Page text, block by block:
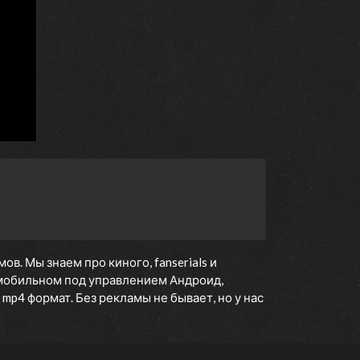
Мы знаем про киного, fanserials и
под управлением Андроид,
формат. Без рекламы не бывает, но у нас